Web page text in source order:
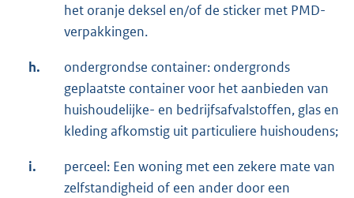
het oranje deksel en/of de sticker met PMD-
verpakkingen.
h.
ondergrondse container: ondergronds
geplaatste container voor het aanbieden van
huishoudelijke- en bedrijfsafvalstoffen, glas en
kleding afkomstig uit particuliere huishoudens;
i.
perceel: Een woning met een zekere mate van
zelfstandigheid of een ander door een